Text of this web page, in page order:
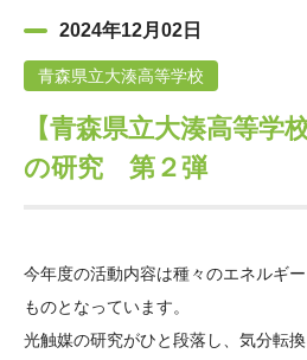
設立趣意書
沿革 40
役員・評議員 公
年報一覧 中
中谷財団事業紹介
神戸賞 長
大学院生奨学金
国
中谷財団動
その他情
アクセス日本語 English
2024年12月02日
青森県立大湊高等学校
【青森県立大湊高等学
の研究 第２弾
今年度の活動内容は種々のエネルギ
ものとなっています。
光触媒の研究がひと段落し、気分転